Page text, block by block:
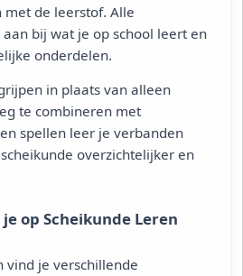
met de leerstof. Alle
bij wat je op school leert en
onderdelen.
in plaats van alleen
te combineren met
spellen leer je verbanden
overzichtelijker en
op Scheikunde Leren
vind je verschillende